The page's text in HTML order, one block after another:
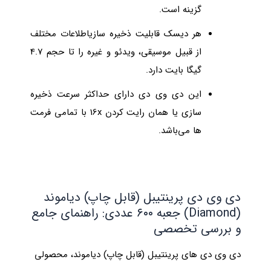
گزینه است.
هر دیسک قابلیت ذخیره سازیاطلاعات مختلف
از قبیل موسیقی، ویدئو و غیره را تا حجم 4.7
گیگا بایت دارد.
این دی وی دی دارای حداکثر سرعت ذخیره
سازی یا همان رایت کردن 16x با تمامی فرمت
ها می‌باشد.
دی وی دی پرینتیبل (قابل چاپ) دیاموند
(Diamond) جعبه ۶۰۰ عددی: راهنمای جامع
و بررسی تخصصی
دی وی دی های پرینتیبل (قابل چاپ) دیاموند، محصولی